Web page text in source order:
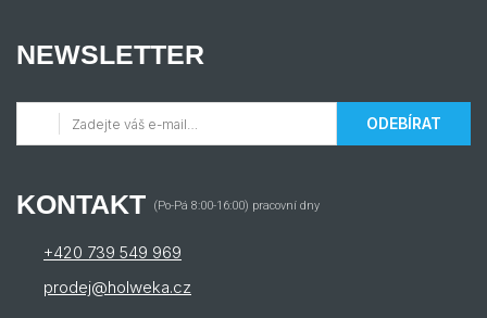
NEWSLETTER
ODEBÍRAT
KONTAKT (Po-Pá 8:00-16:00) pracovní dny
+420 739 549 969
prodej@holweka.cz